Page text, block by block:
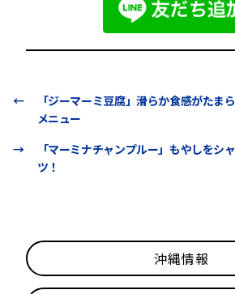
←
「ジーマーミ豆腐」滑らか食感がたま
メニュー
→
「マーミナチャンプルー」もやしをシ
ツ！
沖縄情報